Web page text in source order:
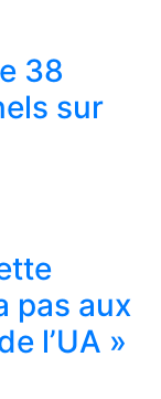
38
sur
pas aux
l’UA »